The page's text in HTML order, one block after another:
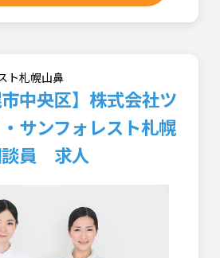
ト札幌山鼻
市中央区】株式会社ツ
サンフォレスト札幌
員 求人